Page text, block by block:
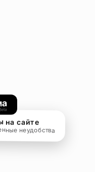
на сайте
неудобства